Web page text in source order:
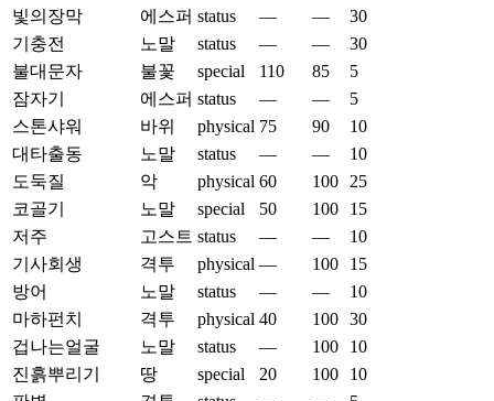
빛의장막
에스퍼 status — —
30
기충전
노말 status — —
30
불대문자
불꽃 special 110 85
5
잠자기
에스퍼 status — —
5
스톤샤워
바위 physical 75 90
10
대타출동
노말 status — —
10
도둑질
악 physical 60 100
25
코골기
노말 special 50 100
15
저주
고스트 status — —
10
기사회생
격투 physical — 100
15
방어
노말 status — —
10
마하펀치
격투 physical 40 100 30
겁나는얼굴
노말 status — 100
10
진흙뿌리기
땅 special 20 100
10